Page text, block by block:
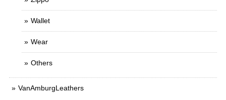
Wallet
Wear
Others
VanAmburgLeathers